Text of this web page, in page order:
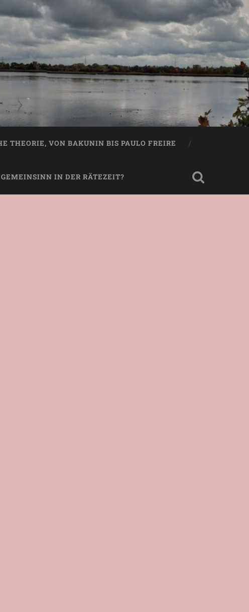
THEORIE, VON BAKUNIN BIS PAULO FREIRE
IN DER RÄTEZEIT?